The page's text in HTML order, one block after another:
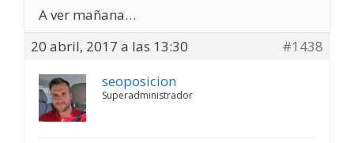
A ver mañana…
20 abril, 2017 a las 13:30
#1438
seoposicion
Superadministrador